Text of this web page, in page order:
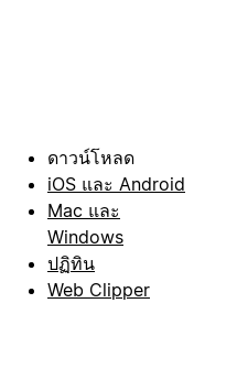
ดาวน์โหลด
iOS และ Android
Mac และ
Windows
ปฏิทิน
Web Clipper